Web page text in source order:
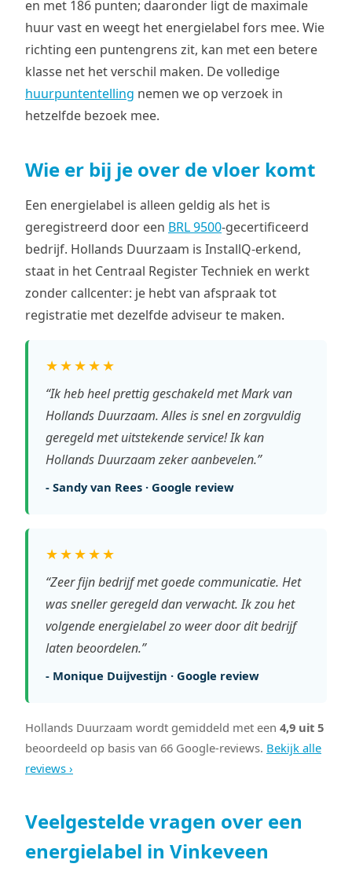
en met 186 punten; daaronder ligt de maximale
huur vast en weegt het energielabel fors mee. Wie
richting een puntengrens zit, kan met een betere
klasse net het verschil maken. De volledige
huurpuntentelling nemen we op verzoek in
hetzelfde bezoek mee.
Wie er bij je over de vloer komt
Een energielabel is alleen geldig als het is
geregistreerd door een BRL 9500-gecertificeerd
bedrijf. Hollands Duurzaam is InstallQ-erkend,
staat in het Centraal Register Techniek en werkt
zonder callcenter: je hebt van afspraak tot
registratie met dezelfde adviseur te maken.
★★★★★
“Ik heb heel prettig geschakeld met Mark van
Hollands Duurzaam. Alles is snel en zorgvuldig
geregeld met uitstekende service! Ik kan
Hollands Duurzaam zeker aanbevelen.”
- Sandy van Rees · Google review
★★★★★
“Zeer fijn bedrijf met goede communicatie. Het
was sneller geregeld dan verwacht. Ik zou het
volgende energielabel zo weer door dit bedrijf
laten beoordelen.”
- Monique Duijvestijn · Google review
Hollands Duurzaam wordt gemiddeld met een 4,9 uit 5
beoordeeld op basis van 66 Google-reviews. Bekijk alle
reviews ›
Veelgestelde vragen over een
energielabel in Vinkeveen